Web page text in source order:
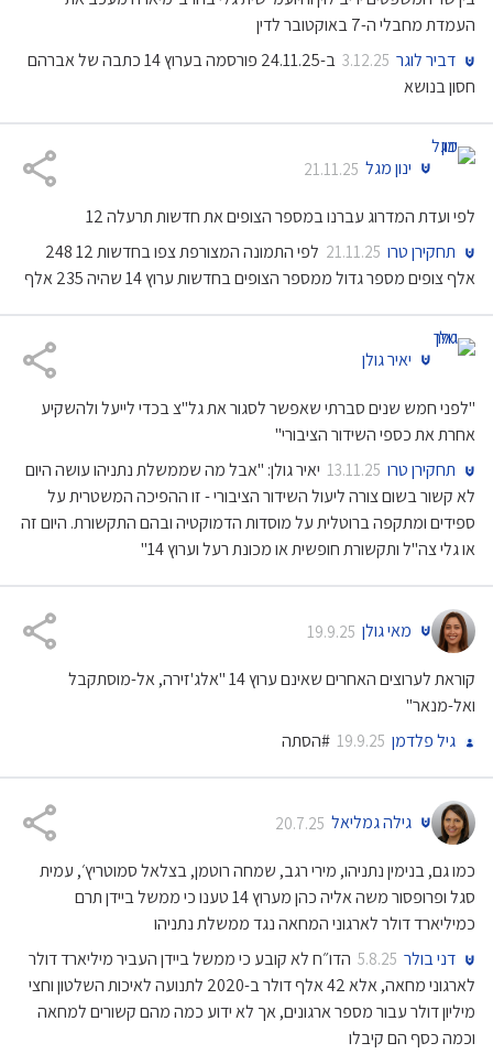
העמדת מחבלי ה-7 באוקטובר לדין
דביר לוגר 3.12.25
ב-24.11.25 פורסמה בערוץ 14 כתבה של אברהם
חסון בנושא
ינון מגל 21.11.25
לפי ועדת המדרוג עברנו במספר הצופים את חדשות תרעלה 12
תחקירן טרו 21.11.25
לפי התמונה המצורפת צפו בחדשות 12 248
אלף צופים מספר גדול ממספר הצופים בחדשות ערוץ 14 שהיה 235 אלף
יאיר גולן
"לפני חמש שנים סברתי שאפשר לסגור את גל"צ בכדי לייעל ולהשקיע
אחרת את כספי השידור הציבורי"
תחקירן טרו 13.11.25 יאיר גולן: "אבל מה שממשלת נתניהו עושה היום
לא קשור בשום צורה ליעול השידור הציבורי - זו ההפיכה המשטרית על
ספידים ומתקפה ברוטלית על מוסדות הדמוקטיה ובהם התקשורת. היום זה
או גלי צה"ל ותקשורת חופשית או מכונת רעל וערוץ 14"
מאי גולן 19.9.25
קוראת לערוצים האחרים שאינם ערוץ 14 "אלג'זירה, אל-מוסתקבל
ואל-מנאר"
גיל פלדמן 19.9.25 #הסתה
גילה גמליאל 20.7.25
כמו גם, בנימין נתניהו, מירי רגב, שמחה רוטמן, בצלאל סמוטריץ׳, עמית
סגל ופרופסור משה אליה כהן מערוץ 14 טענו כי ממשל ביידן תרם
כמיליארד דולר לארגוני המחאה נגד ממשלת נתניהו
דני בולר 5.8.25 הדו״ח לא קובע כי ממשל ביידן העביר מיליארד דולר
לארגוני מחאה, אלא 42 אלף דולר ב-2020 לתנועה לאיכות השלטון וחצי
מיליון דולר עבור מספר ארגונים, אך לא ידוע כמה מהם קשורים למחאה
וכמה כסף הם קיבלו